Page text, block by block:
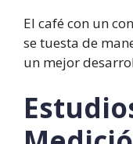
El café con un
se tuesta de
un mejor